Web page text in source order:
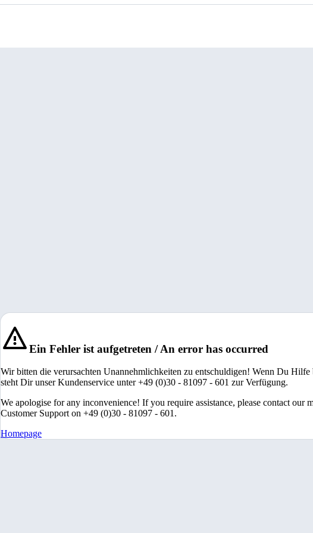
Ein Fehler ist aufgetreten / An error has occurred
Wir bitten die verursachten Unannehmlichkeiten zu entschuldigen! Wenn Du Hilfe
steht Dir unser Kundenservice unter +49 (0)30 - 81097 - 601 zur Verfügung.
We apologise for any inconvenience! If you require assistance, please contact our
Customer Support on +49 (0)30 - 81097 - 601.
Homepage